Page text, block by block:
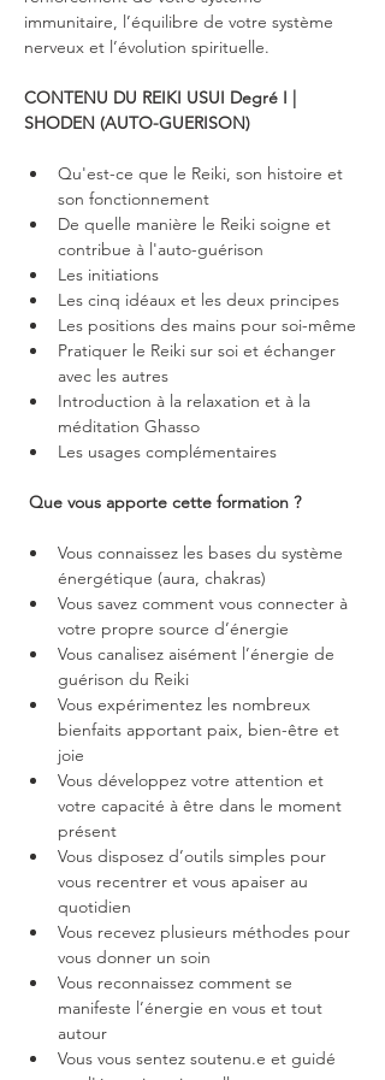
immunitaire, l’équilibre de votre système
nerveux et l’évolution spirituelle.​
CONTENU DU REIKI USUI Degré I |
SHODEN (AUTO-GUERISON)​
Qu'est-ce que le Reiki, son histoire et
son fonctionnement
De quelle manière le Reiki soigne et
contribue à l'auto-guérison
Les initiations
Les cinq idéaux et les deux principes
Les positions des mains pour soi-même
Pratiquer le Reiki sur soi et échanger
avec les autres
Introduction à la relaxation et à la
méditation Ghasso
Les usages complémentaires
Que vous apporte cette formation ?
Vous connaissez les bases du système
énergétique (aura, chakras)
Vous savez comment vous connecter à
votre propre source d’énergie
Vous canalisez aisément l’énergie de
guérison du Reiki
Vous expérimentez les nombreux
bienfaits apportant paix, bien-être et
joie
Vous développez votre attention et
votre capacité à être dans le moment
présent
Vous disposez d’outils simples pour
vous recentrer et vous apaiser au
quotidien
Vous recevez plusieurs méthodes pour
vous donner un soin
Vous reconnaissez comment se
manifeste l’énergie en vous et tout
autour
Vous vous sentez soutenu.e et guidé